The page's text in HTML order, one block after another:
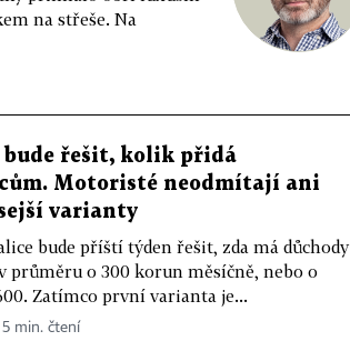
na střeše. Na
bude řešit, kolik přidá
Motoristé neodmítají ani
varianty
bude příští týden řešit, zda má důchody
průměru o 300 korun měsíčně, nebo o
Zatímco první varianta je...
min. čtení